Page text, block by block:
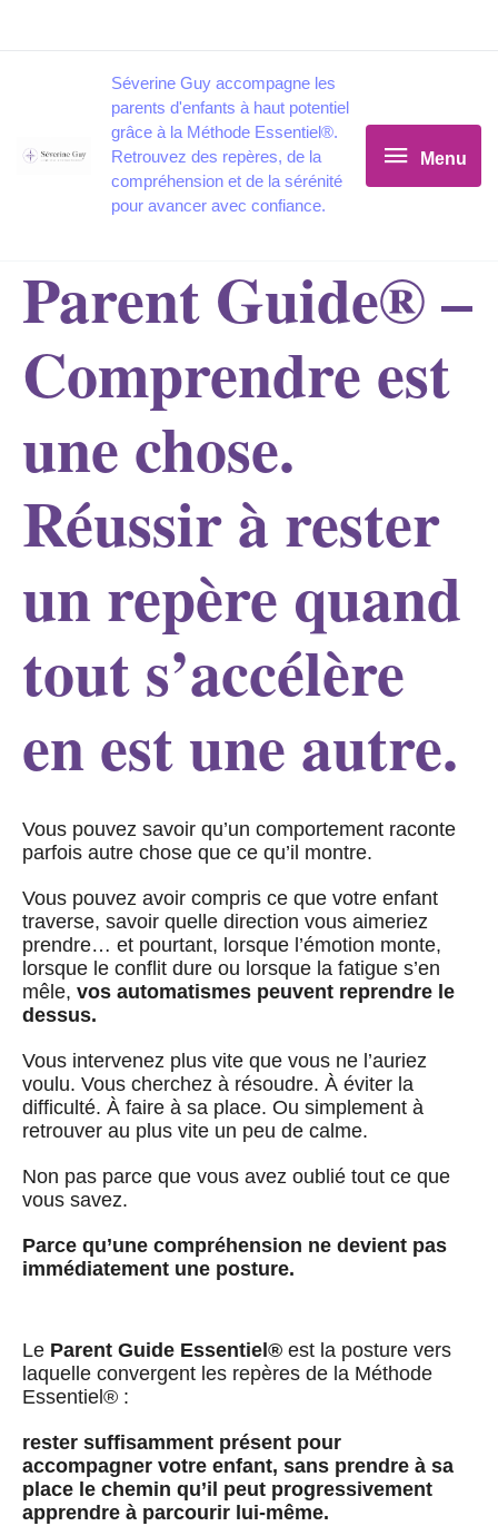
contenu
Séverine Guy accompagne les
parents d'enfants à haut potentiel
grâce à la Méthode Essentiel®.
Retrouvez des repères, de la
compréhension et de la sérénité
pour avancer avec confiance.
Menu
Parent Guide® –
Comprendre est
une chose.
Réussir à rester
un repère quand
tout s’accélère
en est une autre.
Vous pouvez savoir qu’un comportement raconte
parfois autre chose que ce qu’il montre.
Vous pouvez avoir compris ce que votre enfant
traverse, savoir quelle direction vous aimeriez
prendre… et pourtant, lorsque l’émotion monte,
lorsque le conflit dure ou lorsque la fatigue s’en
mêle, vos automatismes peuvent reprendre le
dessus.
Vous intervenez plus vite que vous ne l’auriez
voulu. Vous cherchez à résoudre. À éviter la
difficulté. À faire à sa place. Ou simplement à
retrouver au plus vite un peu de calme.
Non pas parce que vous avez oublié tout ce que
vous savez.
Parce qu’une compréhension ne devient pas
immédiatement une posture.
Le Parent Guide Essentiel® est la posture vers
laquelle convergent les repères de la Méthode
Essentiel® :
rester suffisamment présent pour
accompagner votre enfant, sans prendre à sa
place le chemin qu’il peut progressivement
apprendre à parcourir lui-même.